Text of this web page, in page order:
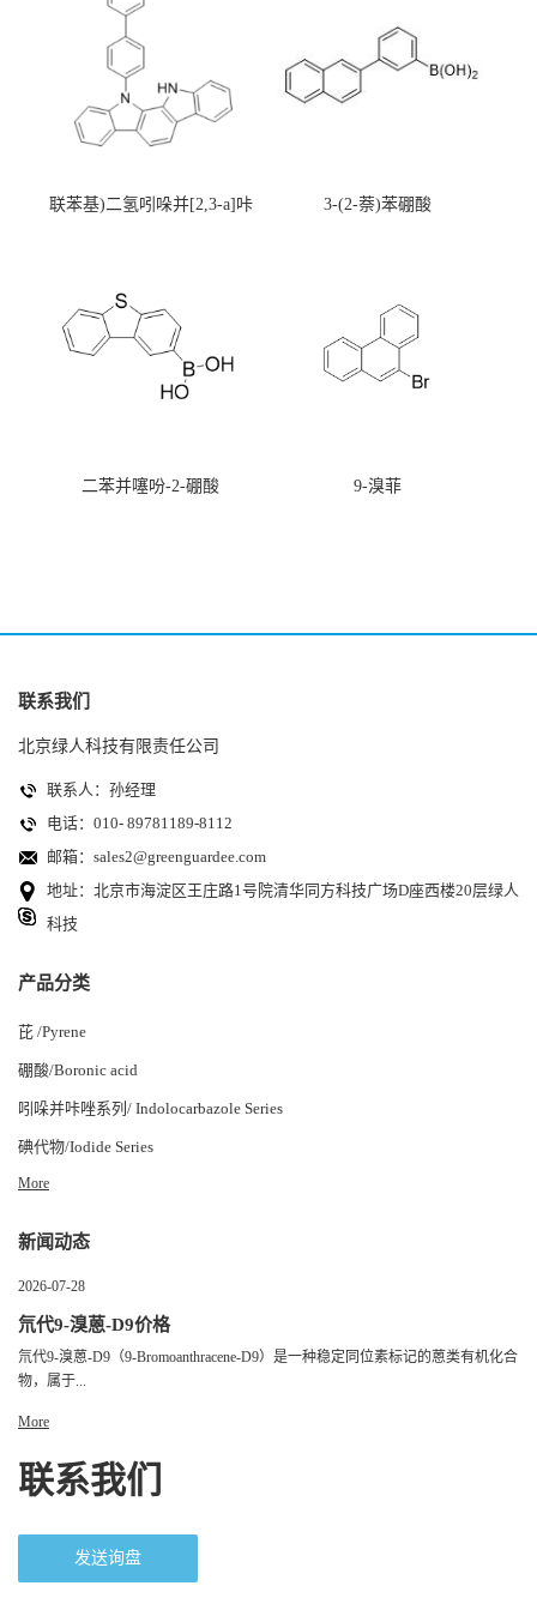
联苯基)二氢吲哚并[2,3-a]咔
3-(2-萘)苯硼酸
二苯并噻吩-2-硼酸 9-溴菲
联系我们
北京绿人科技有限责任公司
联系人：孙经理
电话：010- 89781189-8112
邮箱： sales2@greenguardee.com
地址：北京市海淀区王庄路1号院清华同方科技广场D座西楼20层绿人
科技
产品分类
芘 /Pyrene
硼酸/Boronic acid
吲哚并咔唑系列/ Indolocarbazole Series
碘代物/Iodide Series
More
新闻动态
2026-07-28
氘代9-溴蒽-D9价格
氘代9-溴蒽-D9（9-Bromoanthracene-D9）是一种稳定同位素标记的蒽类有机化合
物，属于...
More
联系我们
发送询盘